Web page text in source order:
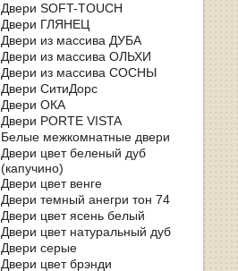
Двери SOFT-TOUCH
Двери ГЛЯНЕЦ
Двери из массива ДУБА
Двери из массива ОЛЬХИ
Двери из массива СОСНЫ
Двери СитиДорс
Двери ОКА
Двери PORTE VISTA
Белые межкомнатные двери
Двери цвет беленый дуб
(капучино)
Двери цвет венге
Двери темный анегри тон 74
Двери цвет ясень белый
Двери цвет натуральный дуб
Двери серые
Двери цвет брэнди